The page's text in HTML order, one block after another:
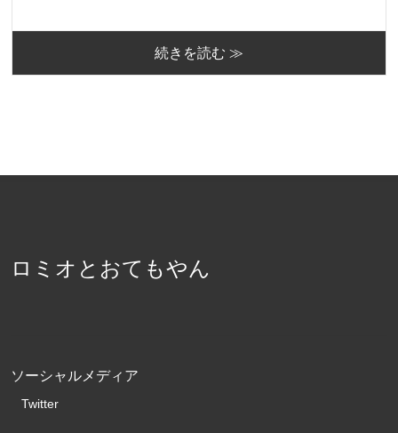
続きを読む ≫
ロミオとおてもやん
ソーシャルメディア
Twitter